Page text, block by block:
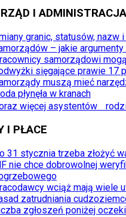
I ADMINISTRACJA
granic, statusów, nazw
– jakie
samorządowi
sięgające prawie 17
muszą mieć
płynęła w kranach
więcej asystentów
I PŁACE
31 stycznia trzeba złożyć
nie chce dobrowolnej
wciąż mają wiele
zatrudniania
zgłoszeń poniżej